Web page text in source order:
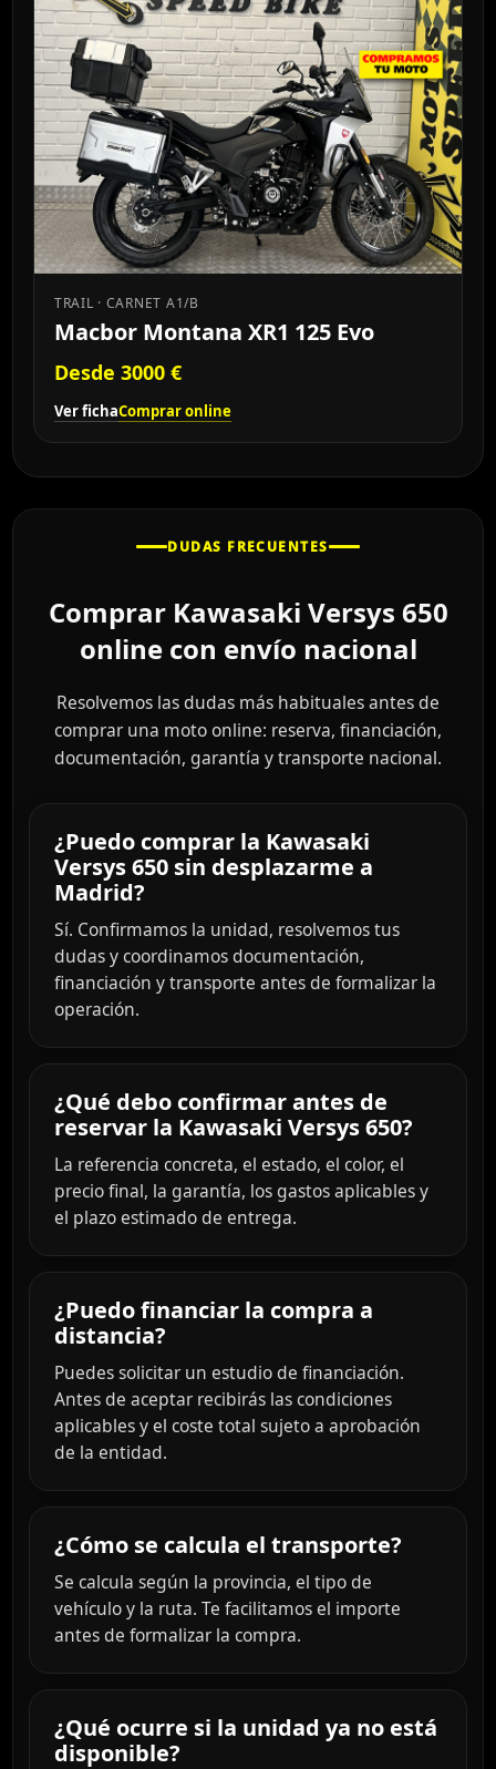
TRAIL · CARNET A1/B
Macbor Montana XR1 125 Evo
Desde 3000 €
Ver fichaComprar online
DUDAS FRECUENTES
Comprar Kawasaki Versys 650
online con envío nacional
Resolvemos las dudas más habituales antes de
comprar una moto online: reserva, financiación,
documentación, garantía y transporte nacional.
¿Puedo comprar la Kawasaki
Versys 650 sin desplazarme a
Madrid?
Sí. Confirmamos la unidad, resolvemos tus
dudas y coordinamos documentación,
financiación y transporte antes de formalizar la
operación.
¿Qué debo confirmar antes de
reservar la Kawasaki Versys 650?
La referencia concreta, el estado, el color, el
precio final, la garantía, los gastos aplicables y
el plazo estimado de entrega.
¿Puedo financiar la compra a
distancia?
Puedes solicitar un estudio de financiación.
Antes de aceptar recibirás las condiciones
aplicables y el coste total sujeto a aprobación
de la entidad.
¿Cómo se calcula el transporte?
Se calcula según la provincia, el tipo de
vehículo y la ruta. Te facilitamos el importe
antes de formalizar la compra.
¿Qué ocurre si la unidad ya no está
disponible?